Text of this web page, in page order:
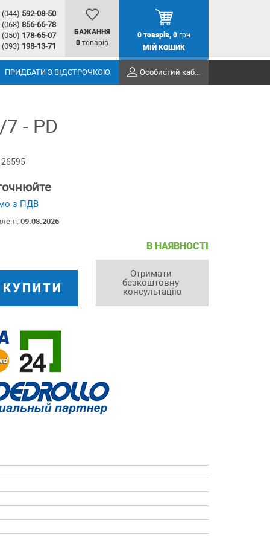
(044) 592-08-50
(068) 856-66-78
(050) 178-65-07
(093) 198-13-71
БАЖАННЯ
0 товарів
0 товарів, 0 грн
МІЙ КОШИК
ПРИДБАТИ З ВІДСТРОЧКОЮ Особистий кабінет
- PD
з ПДВ
09.08.2026
КУПИТИ
В НАЯВНОСТІ
Отримати
безкоштовну
консультацію